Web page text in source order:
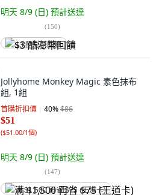
明天 8/9 (日) 預計送達
(150)
$3 酷澎幣回饋
Jollyhome Monkey Magic 素色抹布
組, 1組
首購折扣價 40%$86
$51
($51.00/1個)
明天 8/9 (日) 預計送達
(147)
满 $1,500 再省 $75 (王道卡)